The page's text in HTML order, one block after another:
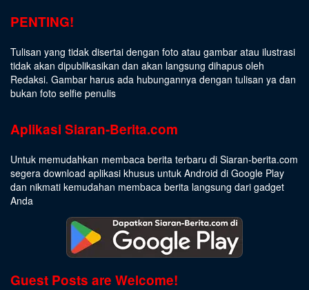
PENTING!
Tulisan yang tidak disertai dengan foto atau gambar atau ilustrasi
tidak akan dipublikasikan dan akan langsung dihapus oleh
Redaksi. Gambar harus ada hubungannya dengan tulisan ya dan
bukan foto selfie penulis
Aplikasi Siaran-Berita.com
Untuk memudahkan membaca berita terbaru di Siaran-berita.com
segera download aplikasi khusus untuk Android di Google Play
dan nikmati kemudahan membaca berita langsung dari gadget
Anda
Guest Posts are Welcome!